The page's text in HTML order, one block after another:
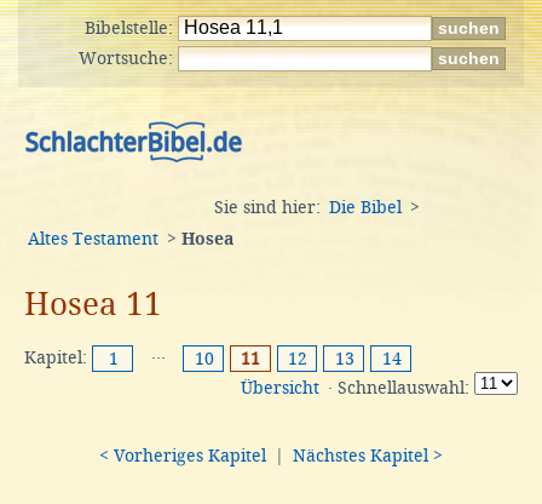
Bibelstelle:
Wortsuche:
Sie sind hier: Die Bibel
>
Altes Testament > Hosea
Hosea 11
Kapitel: 1 ··· 10 11 12 13
14
Übersicht · Schnellauswahl:
< Vorheriges Kapitel Nächstes Kapitel >